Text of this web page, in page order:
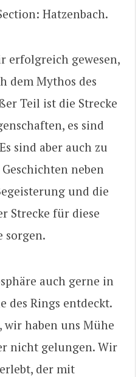
erfolgreich gewesen,
dem Mythos des
Teil ist die Strecke
es sind
sind aber auch zu
neben
und die
Strecke für diese
sorgen.
auch gerne in
des Rings entdeckt.
wir haben uns Mühe
nicht gelungen. Wir
der mit